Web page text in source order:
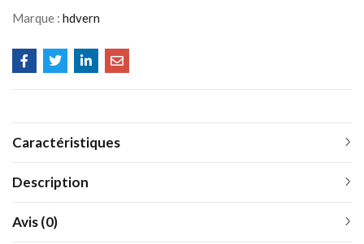
Marque : hdvern
Caractéristiques
Description
Avis (0)